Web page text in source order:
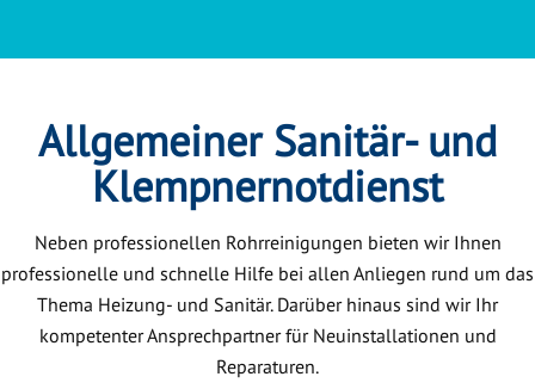
Allgemeiner Sanitär- und
Klempnernotdienst
Neben professionellen Rohrreinigungen bieten wir Ihnen
professionelle und schnelle Hilfe bei allen Anliegen rund um das
Thema Heizung- und Sanitär. Darüber hinaus sind wir Ihr
kompetenter Ansprechpartner für Neuinstallationen und
Reparaturen.